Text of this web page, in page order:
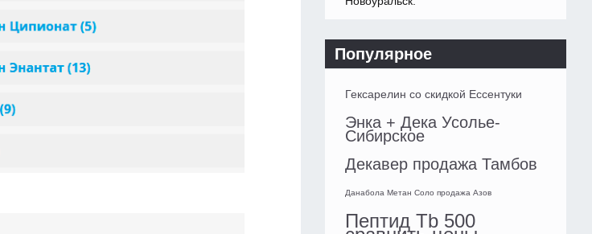
Популярное
Гексарелин со скидкой Ессентуки
Энка + Дека Усолье-
Сибирское
Декавер продажа Тамбов
Данабола Метан Соло продажа Азов
Пептид Tb 500